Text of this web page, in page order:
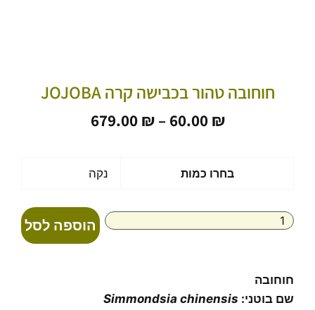
חוחובה טהור בכבישה קרה JOJOBA
60.00 ₪
–
679.00 ₪
עד בחרו כמות נקה
טהור
בכבישה
הוספה לסל
חוחובה
שם בוטני: Simmondsia chinensis